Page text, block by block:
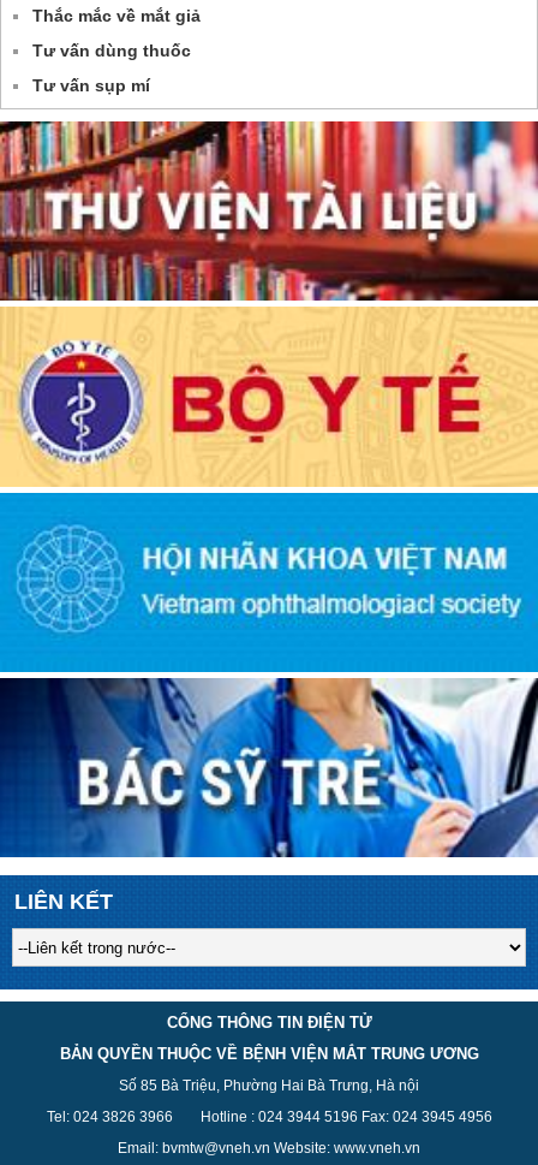
Thắc mắc về mắt giả
Tư vấn dùng thuốc
Tư vấn sụp mí
LIÊN KẾT
CỔNG THÔNG TIN ĐIỆN TỬ
BẢN QUYỀN THUỘC VỀ BỆNH VIỆN MẮT TRUNG ƯƠNG
Số 85 Bà Triệu, Phường Hai Bà Trưng, Hà nội
Tel: 024 3826 3966 Hotline : 024 3944 5196 Fax: 024 3945 4956
Email: bvmtw@vneh.vn Website: www.vneh.vn